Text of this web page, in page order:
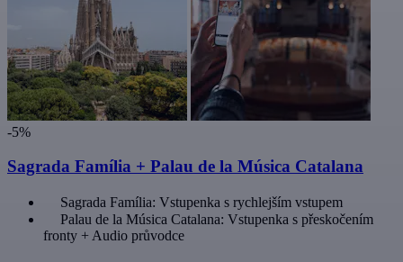
-5%
Sagrada Família + Palau de la Música Catalana
Sagrada Família: Vstupenka s rychlejším vstupem
Palau de la Música Catalana: Vstupenka s přeskočením
fronty + Audio průvodce